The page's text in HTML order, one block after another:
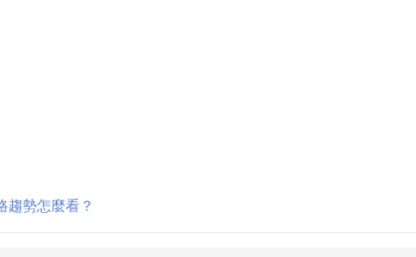
趨勢怎麼看？